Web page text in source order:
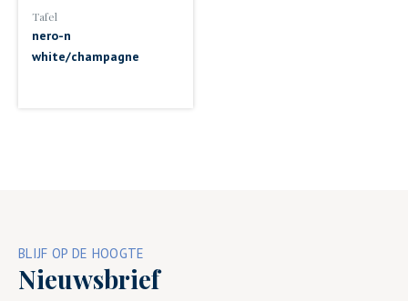
Tafel
nero-n
white/champagne
BLIJF OP DE HOOGTE
Nieuwsbrief